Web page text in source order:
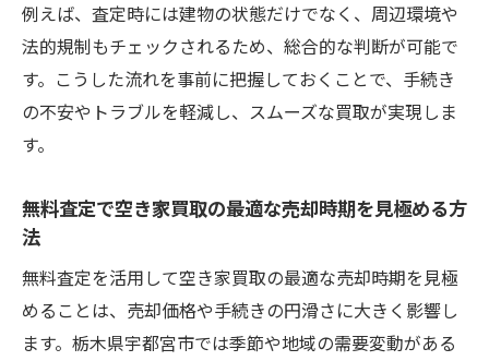
例えば、査定時には建物の状態だけでなく、周辺環境や
法的規制もチェックされるため、総合的な判断が可能で
す。こうした流れを事前に把握しておくことで、手続き
の不安やトラブルを軽減し、スムーズな買取が実現しま
す。
無料査定で空き家買取の最適な売却時期を見極める方
法
無料査定を活用して空き家買取の最適な売却時期を見極
めることは、売却価格や手続きの円滑さに大きく影響し
ます。栃木県宇都宮市では季節や地域の需要変動がある